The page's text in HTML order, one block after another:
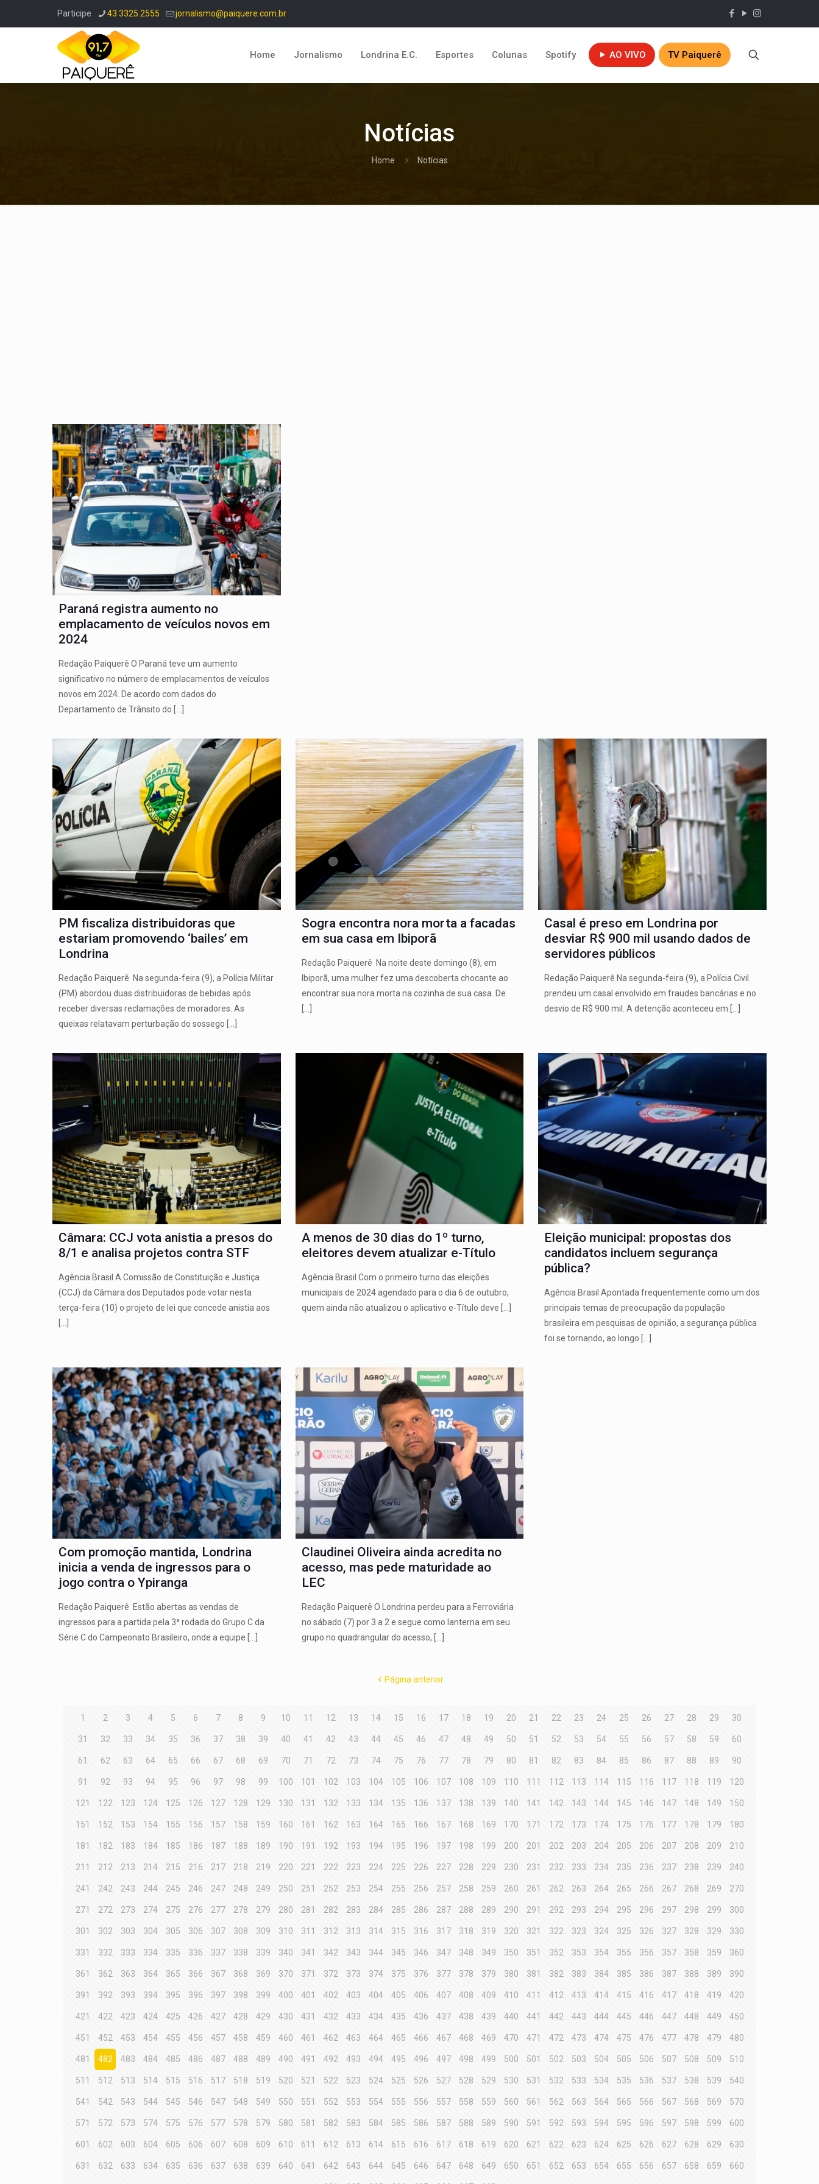
Participe 43 3325.2555 jornalismo@paiquere.com.br
Home Jornalismo Londrina E.C. Esportes Colunas Spotify AO VIVO TV Paiquerê
Notícias
Home Notícias
Paraná registra aumento no
emplacamento de veículos novos em
2024
Redação Paiquerê O Paraná teve um aumento
significativo no número de emplacamentos de veículos
novos em 2024. De acordo com dados do
Departamento de Trânsito do
PM fiscaliza distribuidoras que
estariam promovendo ‘bailes’ em
Londrina
Redação Paiquerê Na segunda-feira (9), a Polícia Militar
(PM) abordou duas distribuidoras de bebidas após
receber diversas reclamações de moradores. As
queixas relatavam perturbação do sossego
Sogra encontra nora morta a facadas
em sua casa em Ibiporã
Redação Paiquerê Na noite deste domingo (8), em
Ibiporã, uma mulher fez uma descoberta chocante ao
encontrar sua nora morta na cozinha de sua casa. De
Casal é preso em Londrina por
desviar R$ 900 mil usando dados de
servidores públicos
Redação Paiquerê Na segunda-feira (9), a Polícia Civil
prendeu um casal envolvido em fraudes bancárias e no
desvio de R$ 900 mil. A detenção aconteceu em
Câmara: CCJ vota anistia a presos do
8/1 e analisa projetos contra STF
Agência Brasil A Comissão de Constituição e Justiça
(CCJ) da Câmara dos Deputados pode votar nesta
terça-feira (10) o projeto de lei que concede anistia aos
A menos de 30 dias do 1º turno,
eleitores devem atualizar e-Título
Agência Brasil Com o primeiro turno das eleições
municipais de 2024 agendado para o dia 6 de outubro,
quem ainda não atualizou o aplicativo e-Título deve
Eleição municipal: propostas dos
candidatos incluem segurança
pública?
Agência Brasil Apontada frequentemente como um dos
principais temas de preocupação da população
brasileira em pesquisas de opinião, a segurança pública
foi se tornando, ao longo
Com promoção mantida, Londrina
inicia a venda de ingressos para o
jogo contra o Ypiranga
Redação Paiquerê Estão abertas as vendas de
ingressos para a partida pela 3ª rodada do Grupo C da
Série C do Campeonato Brasileiro, onde a equipe
Claudinei Oliveira ainda acredita no
acesso, mas pede maturidade ao
LEC
Redação Paiquerê O Londrina perdeu para a Ferroviária
no sábado (7) por 3 a 2 e segue como lanterna em seu
grupo no quadrangular do acesso,
Página anterior
1 2 3 4 5 6 7 8 9 10 11 12 13 14 15 16 17 18 19 20 21 22 23 24 25 26 27 28 29 30
31 32 33 34 35 36 37 38 39 40 41 42 43 44 45 46 47 48 49 50 51 52 53 54 55 56 57 58 59 60
61 62 63 64 65 66 67 68 69 70 71 72 73 74 75 76 77 78 79 80 81 82 83 84 85 86 87 88 89 90
91 92 93 94 95 96 97 98 99 100 101 102 103 104 105 106 107 108 109 110 111 112 113 114 115 116 117 118 119 120
121 122 123 124 125 126 127 128 129 130 131 132 133 134 135 136 137 138 139 140 141 142 143 144 145 146 147 148 149 150
151 152 153 154 155 156 157 158 159 160 161 162 163 164 165 166 167 168 169 170 171 172 173 174 175 176 177 178 179 180
181 182 183 184 185 186 187 188 189 190 191 192 193 194 195 196 197 198 199 200 201 202 203 204 205 206 207 208 209 210
211 212 213 214 215 216 217 218 219 220 221 222 223 224 225 226 227 228 229 230 231 232 233 234 235 236 237 238 239 240
241 242 243 244 245 246 247 248 249 250 251 252 253 254 255 256 257 258 259 260 261 262 263 264 265 266 267 268 269 270
271 272 273 274 275 276 277 278 279 280 281 282 283 284 285 286 287 288 289 290 291 292 293 294 295 296 297 298 299 300
301 302 303 304 305 306 307 308 309 310 311 312 313 314 315 316 317 318 319 320 321 322 323 324 325 326 327 328 329 330
331 332 333 334 335 336 337 338 339 340 341 342 343 344 345 346 347 348 349 350 351 352 353 354 355 356 357 358 359 360
361 362 363 364 365 366 367 368 369 370 371 372 373 374 375 376 377 378 379 380 381 382 383 384 385 386 387 388 389 390
391 392 393 394 395 396 397 398 399 400 401 402 403 404 405 406 407 408 409 410 411 412 413 414 415 416 417 418 419 420
421 422 423 424 425 426 427 428 429 430 431 432 433 434 435 436 437 438 439 440 441 442 443 444 445 446 447 448 449 450
451 452 453 454 455 456 457 458 459 460 461 462 463 464 465 466 467 468 469 470 471 472 473 474 475 476 477 478 479 480
481 482 483 484 485 486 487 488 489 490 491 492 493 494 495 496 497 498 499 500 501 502 503 504 505 506 507 508 509 510
511 512 513 514 515 516 517 518 519 520 521 522 523 524 525 526 527 528 529 530 531 532 533 534 535 536 537 538 539 540
541 542 543 544 545 546 547 548 549 550 551 552 553 554 555 556 557 558 559 560 561 562 563 564 565 566 567 568 569 570
571 572 573 574 575 576 577 578 579 580 581 582 583 584 585 586 587 588 589 590 591 592 593 594 595 596 597 598 599 600
601 602 603 604 605 606 607 608 609 610 611 612 613 614 615 616 617 618 619 620 621 622 623 624 625 626 627 628 629 630
631 632 633 634 635 636 637 638 639 640 641 642 643 644 645 646 647 648 649 650 651 652 653 654 655 656 657 658 659 660